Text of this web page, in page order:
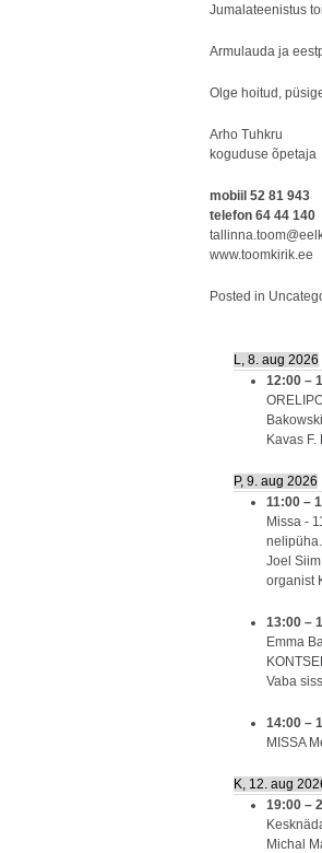
Jumalateenistus
Armulauda ja
Olge hoitud,
Arho Tuhkru
koguduse õpetaja
mobiil 52 81 943
tel efon 64 44 140
www.toomkirik.ee
Posted in
L, 8. aug 2026
12:00 –
Kavas F.
P, 9. aug 2026
11:00 –
Missa -
Joel
organist
13:00 –
Emma
Vaba
14:00 –
MISSA
K, 12. aug
19:00 –
Michal